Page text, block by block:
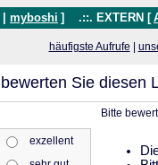
myboshi ] .::. EXTERN [
häufigste Aufrufe
bewerten Sie diesen
Bitte
exzellent